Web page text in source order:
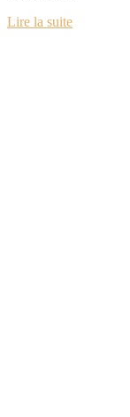
Lire la suite